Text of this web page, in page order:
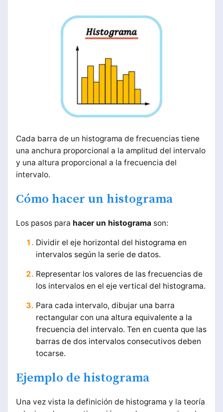
Cada barra de un histograma de frecuencias tiene
una anchura proporcional a la amplitud del intervalo
y una altura proporcional a la frecuencia del
intervalo.
Cómo hacer un histograma
Los pasos para hacer un histogramason:
Dividir el eje horizontal del histograma en
intervalos según la serie de datos.
Representar los valores de las frecuencias de
los intervalos en el eje vertical del histograma.
Para cada intervalo, dibujar una barra
rectangular con una altura equivalente a la
frecuencia del intervalo. Ten en cuenta que las
barras de dos intervalos consecutivos deben
tocarse.
Ejemplo de histograma
Una vez vista la definición de histograma y la teoría